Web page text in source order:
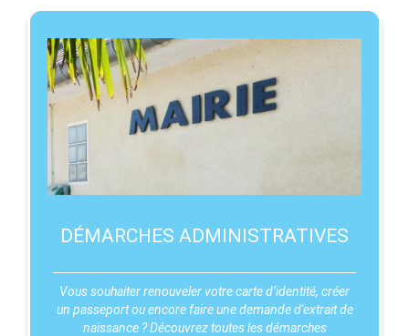
DÉMARCHES ADMINISTRATIVES
Vous souhaiter renouveler votre carte d’identité, créer
un passeport ou encore faire une demande d'extrait de
naissance ? Découvrez toutes les démarches